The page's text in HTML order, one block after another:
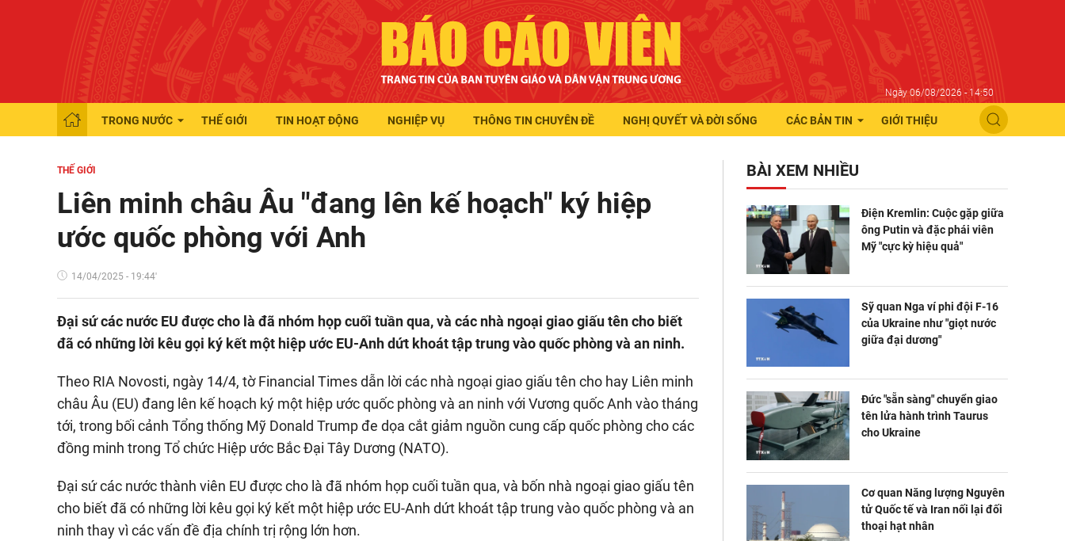
Ngày 06/08/2026 - 14:50
TRONG NƯỚC THẾ GIỚI TIN HOẠT ĐỘNG NGHIỆP VỤ THÔNG TIN CHUYÊN ĐỀ NGHỊ QUYẾT VÀ ĐỜI SỐNG CÁC BẢN TIN GIỚI THIỆU
THẾ GIỚI
Liên minh châu Âu "đang lên kế hoạch" ký hiệp
ước quốc phòng với Anh
14/04/2025 - 19:44'
Đại sứ các nước EU được cho là đã nhóm họp cuối tuần qua, và các nhà ngoại giao giấu tên cho biết
đã có những lời kêu gọi ký kết một hiệp ước EU-Anh dứt khoát tập trung vào quốc phòng và an ninh.
Theo RIA Novosti, ngày 14/4, tờ Financial Times dẫn lời các nhà ngoại giao giấu tên cho hay Liên minh
châu Âu (EU) đang lên kế hoạch ký một hiệp ước quốc phòng và an ninh với Vương quốc Anh vào tháng
tới, trong bối cảnh Tổng thống Mỹ Donald Trump đe dọa cắt giảm nguồn cung cấp quốc phòng cho các
đồng minh trong Tổ chức Hiệp ước Bắc Đại Tây Dương (NATO).
Đại sứ các nước thành viên EU được cho là đã nhóm họp cuối tuần qua, và bốn nhà ngoại giao giấu tên
cho biết đã có những lời kêu gọi ký kết một hiệp ước EU-Anh dứt khoát tập trung vào quốc phòng và an
ninh thay vì các vấn đề địa chính trị rộng lớn hơn.
BÀI XEM NHIỀU
Điện Kremlin: Cuộc gặp giữa
ông Putin và đặc phái viên
Mỹ "cực kỳ hiệu quả"
Sỹ quan Nga ví phi đội F-16
của Ukraine như "giọt nước
giữa đại dương"
Đức "sẵn sàng" chuyển giao
tên lửa hành trình Taurus
cho Ukraine
Cơ quan Năng lượng Nguyên
tử Quốc tế và Iran nối lại đối
thoại hạt nhân